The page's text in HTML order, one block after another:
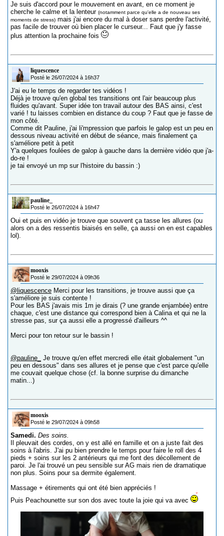
Je suis d'accord pour le mouvement en avant, en ce moment je
cherche le calme et la lenteur (notamment parce qu'elle a de nouveau ses
moments de stress) mais j'ai encore du mal à doser sans perdre l'activité,
pas facile de trouver où bien placer le curseur... Faut que j'y fasse
plus attention la prochaine fois
liquescence
Posté le 26/07/2024 à 16h37
J'ai eu le temps de regarder tes vidéos !
Déjà je trouve qu'en global tes transitions ont l'air beaucoup plus
fluides qu'avant. Super idée ton travail autour des BAS ainsi, c'est
varié ! tu laisses combien en distance du coup ? Faut que je fasse de
mon côté.
Comme dit Pauline, j'ai li'mpression que parfois le galop est un peu en
dessous niveau activité en début de séance, mais finalement ça
s'améliore petit à petit
Y'a quelques foulées de galop à gauche dans la dernière vidéo que j'a-
do-re !
je tai envoyé un mp sur l'histoire du bassin :)
pauline_
Posté le 26/07/2024 à 16h47
Oui et puis en vidéo je trouve que souvent ça tasse les allures (ou
alors on a des ressentis biaisés en selle, ça aussi on en est capables
lol).
mooxis
Posté le 29/07/2024 à 09h36
@liquescence Merci pour les transitions, je trouve aussi que ça
s'améliore je suis contente !
Pour les BAS j'avais mis 1m je dirais (? une grande enjambée) entre
chaque, c'est une distance qui correspond bien à Calina et qui ne la
stresse pas, sur ça aussi elle a progressé d'ailleurs ^^
Merci pour ton retour sur le bassin !
@pauline_
Je trouve qu'en effet mercredi elle était globalement "un
peu en dessous" dans ses allures et je pense que c'est parce qu'elle
me couvait quelque chose (cf. la bonne surprise du dimanche
matin...)
mooxis
Posté le 29/07/2024 à 09h58
Samedi. Des soins.
Il pleuvait des cordes, on y est allé en famille et on a juste fait des
soins à l'abris. J'ai pu bien prendre le temps pour faire le roll des 4
pieds + soins sur les 2 antérieurs qui me font des décollement de
paroi. Je l'ai trouvé un peu sensible sur AG mais rien de dramatique
non plus. Soins pour sa dermite également.
Massage + étirements qui ont été bien appréciés !
Puis Peachounette sur son dos avec toute la joie qui va avec